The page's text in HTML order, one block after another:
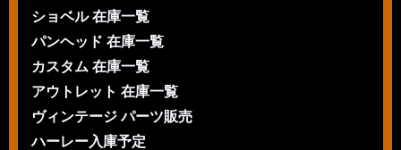
ショベル 在庫一覧
パンヘッド 在庫一覧
カスタム 在庫一覧
アウトレット 在庫一覧
ヴィンテージ パーツ販売
ハーレー入庫予定